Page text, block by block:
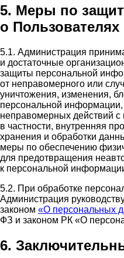
5. Меры по
о Пользователях
5.1. Администрация
и достаточные
защиты персональной
от неправомерного или
уничтожения, изменения,
персональной
неправомерных действий с
в частности, внутренняя
хранения и обработки
меры по обеспечению
для предотвращения
к персональной
5.2. При обработке
Администрация
законом «О персональных
ФЗ и законом РК «О
6.